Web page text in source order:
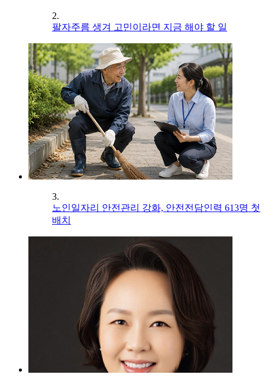
2.
팔자주름 생겨 고민이라면 지금 해야 할 일
3.
노인일자리 안전관리 강화, 안전전담인력 613명 첫
배치